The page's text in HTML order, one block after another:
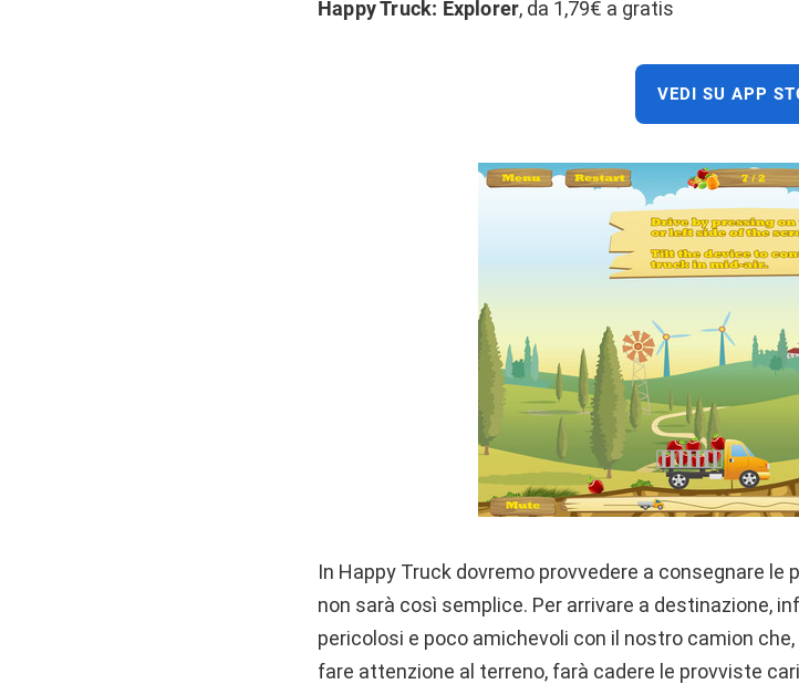
Happy Truck: Explorer, da 1,79€ a gratis
VEDI SU APP
In Happy Truck dovremo provvedere a consegnare
non sarà così semplice. Per arrivare a destinazione,
pericolosi e poco amichevoli con il nostro camion
fare attenzione al terreno, farà cadere le provviste